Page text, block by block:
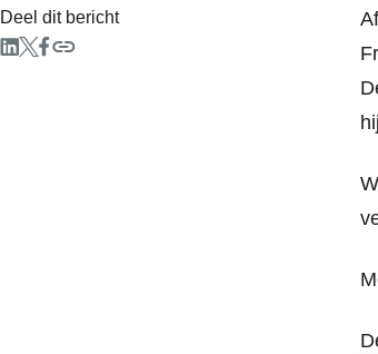
Deel dit bericht